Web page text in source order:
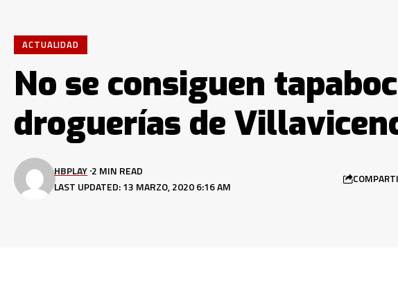
ACTUALIDAD
No se consiguen
droguerías de
LAST UPDATED: 13 MARZO, 2020 6:16 AM
HBPLAY 2 MIN READ